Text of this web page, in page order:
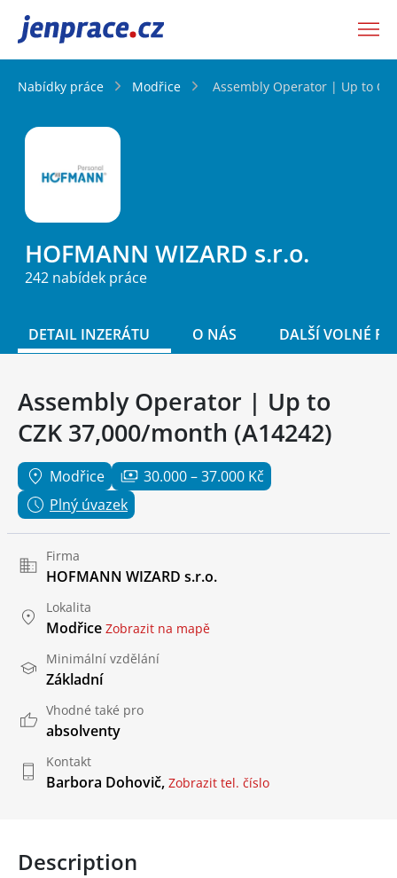
JenPráce.cz
Nabídky práce Modřice Assembly Operator | Up to
HOFMANN WIZARD s.r.o.
242 nabídek práce
DETAIL INZERÁTU O NÁS DALŠÍ VOLNÉ
Assembly Operator | Up to
CZK 37,000/month (A14242)
Modřice
30.000 – 37.000 Kč
Plný úvazek
Firma
HOFMANN WIZARD s.r.o.
Lokalita
Modřice Zobrazit na mapě
Minimální vzdělání
Základní
Vhodné také pro
absolventy
Kontakt
Barbora Dohovič, Zobrazit tel. číslo
Description